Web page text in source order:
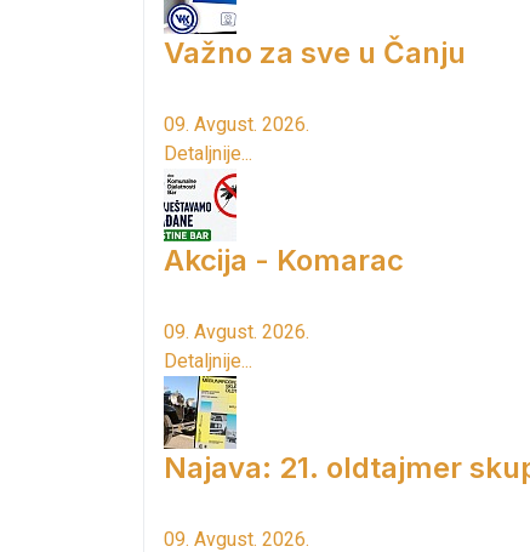
Važno za sve u Čanju
09. Avgust. 2026.
Detaljnije...
Akcija - Komarac
09. Avgust. 2026.
Detaljnije...
Najava: 21. oldtajmer
09. Avgust. 2026.